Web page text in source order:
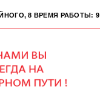
8 ВРЕМЯ РАБОТЫ: